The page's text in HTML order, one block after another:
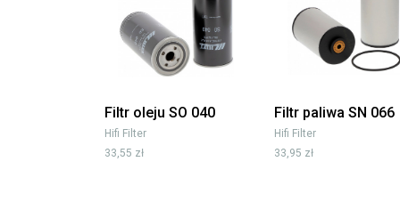
Filtr oleju SO 040
Hifi Filter
33,55 zł
Filtr paliwa SN 066
Hifi Filter
33,95 zł